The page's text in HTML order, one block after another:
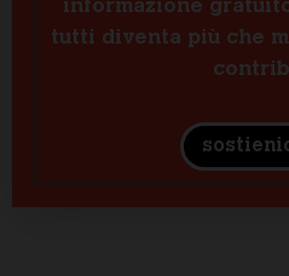
informazione
tutti diventa più che